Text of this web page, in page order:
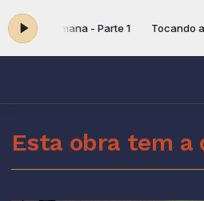
da semana - Parte 1 Tocando